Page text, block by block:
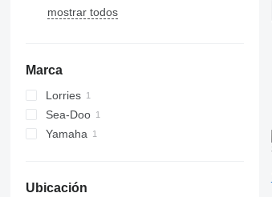
mostrar todos
Marca
Lorries
Sea-Doo
Yamaha
Ubicación